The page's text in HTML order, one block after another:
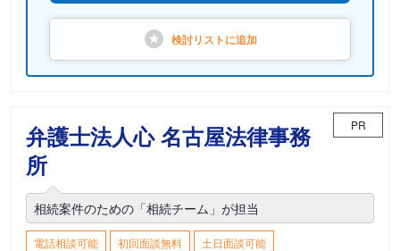
検討リストに追加
弁護士法人心 名古屋法律事務
所
PR
相続案件のための「相続チーム」が担当
電話相談可能 初回面談無料
土日面談可能